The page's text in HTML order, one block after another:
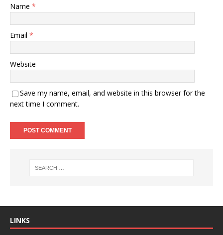
Name *
Email *
Website
Save my name, email, and website in this browser for the
next time I comment.
LINKS